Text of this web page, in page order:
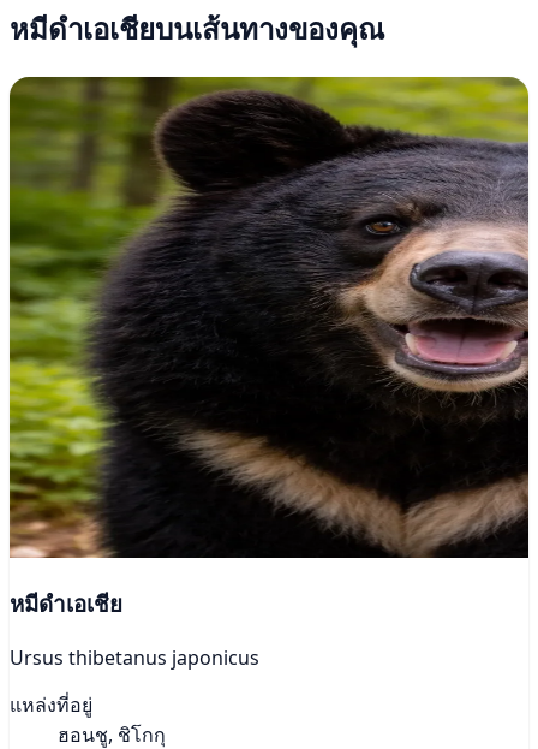
หมีดำเอเชียบนเส้นทางของคุณ
หมีดำเอเชีย
Ursus thibetanus japonicus
แหล่งที่อยู่
ฮอนชู, ชิโกกุ